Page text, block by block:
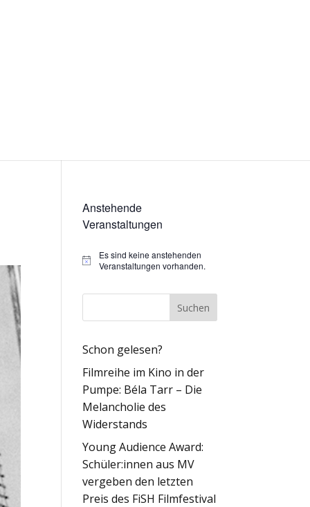
Anstehende
Veranstaltungen
Hinweis
Es sind keine anstehenden
Veranstaltungen vorhanden.
Schon gelesen?
Filmreihe im Kino in der
Pumpe: Béla Tarr – Die
Melancholie des
Widerstands
Young Audience Award:
Schüler:innen aus MV
vergeben den letzten
Preis des FiSH Filmfestival